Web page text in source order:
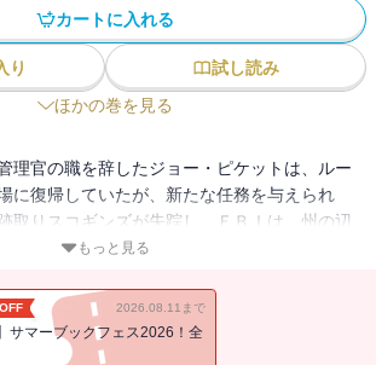
カートに入れる
り
試し読み
ほかの巻を見る
理官の職を辞したジョー・ピケットは、ルー
に復帰していたが、新たな任務を与えられ
取りスコギンズが失踪し、ＦＢＩは、州の辺
トンが前々から暗殺業を営んでおり、スコギ
イトらしき男が近くで目撃されていた。ジョ
Ｉに協力し、テンプルトンの本拠地へ情報収
ーがネイトと敵対！？ 全米ベストセラーの
もっと見る
2026.08.11まで
サマーブックフェス2026！全